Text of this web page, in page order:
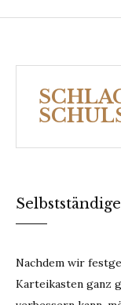
Nachdem wir
Karteikasten ganz